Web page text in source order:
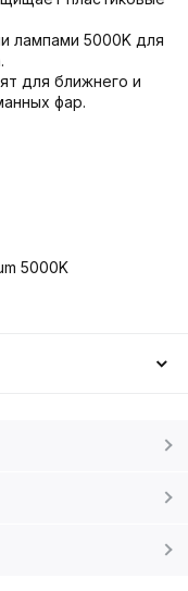
лампами 5000K для
для ближнего и
фар.
5000K